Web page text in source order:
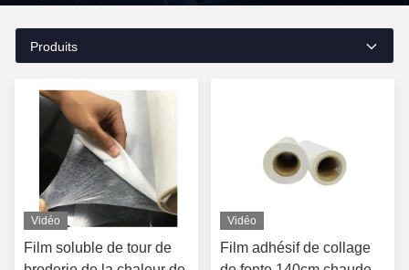
Produits
Vidéo
Film soluble de tour de
Vidéo
Film adhésif de collage